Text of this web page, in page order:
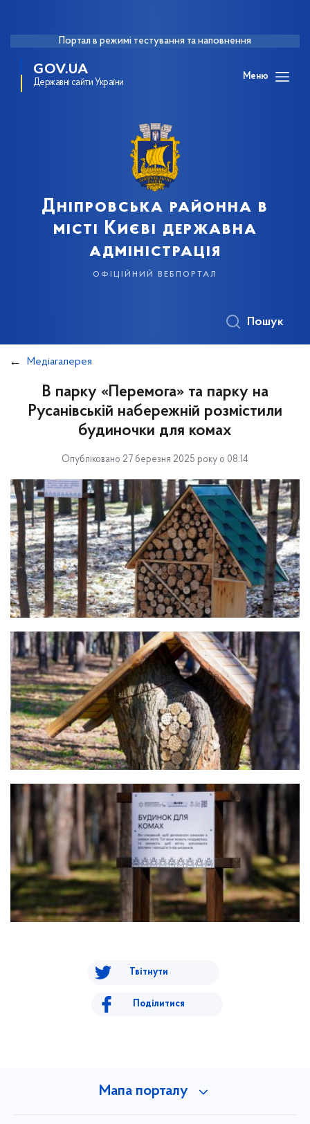
Портал в режимі тестування та наповнення
GOV.UA
Державні сайти України
Меню
Дніпровська районна в
місті Києві державна
адміністрація
офіційний вебпортал
Пошук
Медіагалерея
В парку «Перемога» та парку на
Русанівській набережній розмістили
будиночки для комах
Опубліковано 27 березня 2025 року о 08:14
Твітнути
Поділитися
Мапа порталу